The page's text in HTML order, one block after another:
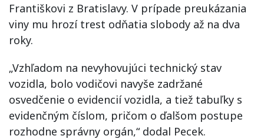
Františkovi z Bratislavy. V prípade preukázania
viny mu hrozí trest odňatia slobody až na dva
roky.
„Vzhľadom na nevyhovujúci technický stav
vozidla, bolo vodičovi navyše zadržané
osvedčenie o evidencií vozidla, a tiež tabuľky s
evidenčným číslom, pričom o ďalšom postupe
rozhodne správny orgán,“ dodal Pecek.